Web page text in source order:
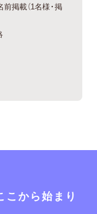
掲載（1名様・掲
から始まり